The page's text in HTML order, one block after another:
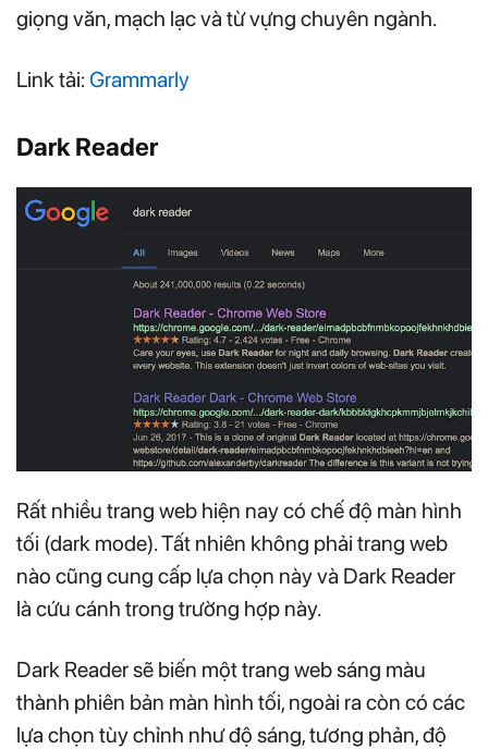
giọng văn, mạch lạc và từ vựng chuyên ngành.
Link tải:Grammarly
Dark Reader
Rất nhiều trang web hiện nay có chế độ màn hình
tối (dark mode). Tất nhiên không phải trang web
nào cũng cung cấp lựa chọn này và Dark Reader
là cứu cánh trong trường hợp này.
Dark Reader sẽ biến một trang web sáng màu
thành phiên bản màn hình tối, ngoài ra còn có các
lựa chọn tùy chỉnh như độ sáng, tương phản, độ